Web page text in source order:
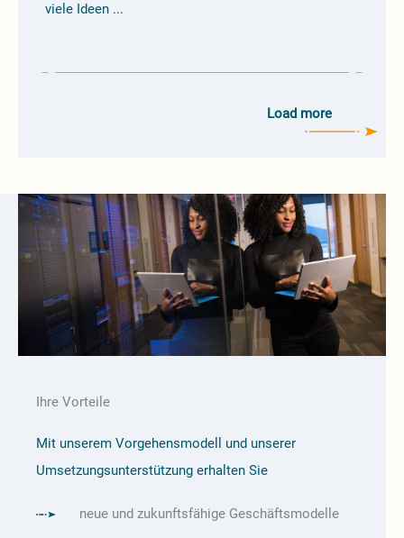
viele Ideen ...
Load more
Ihre Vorteile
Mit unserem Vorgehensmodell und unserer
Umsetzungsunterstützung erhalten Sie
neue und zukunftsfähige Geschäftsmodelle